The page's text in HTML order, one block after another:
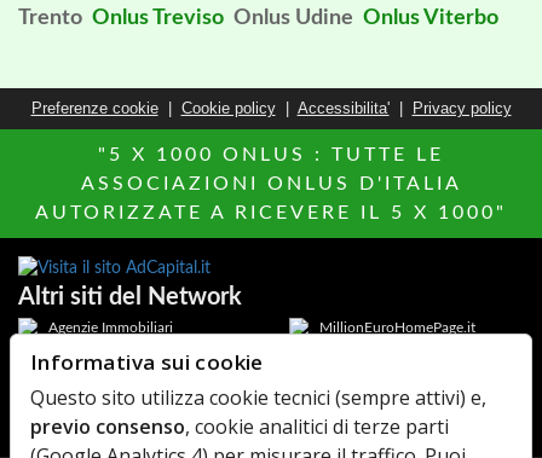
Trento Onlus Treviso Onlus Udine Onlus Viterbo
Preferenze cookie| Cookie policy| Accessibilita'| Privacy policy
"5 X 1000 ONLUS : TUTTE LE
ASSOCIAZIONI ONLUS D'ITALIA
AUTORIZZATE A RICEVERE IL 5 X 1000"
Altri siti del Network
Agenzie Immobiliari MillionEuroHomePage.it
Hotels Italia
Elenco Farmaci AdCapital
MediacareFibra
Informativa sui cookie
Questo sito utilizza cookie tecnici (sempre attivi) e,
previo consenso, cookie analitici di terze parti